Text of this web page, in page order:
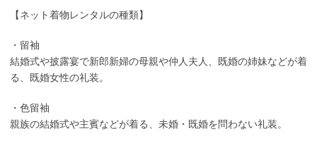
【ネット着物レンタルの種類】
・留袖
結婚式や披露宴で新郎新婦の母親や仲人夫人、既婚の姉妹などが着
る、既婚女性の礼装。
・色留袖
親族の結婚式や主賓などが着る、未婚・既婚を問わない礼装。